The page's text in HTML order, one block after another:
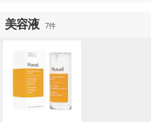
美容液 7件